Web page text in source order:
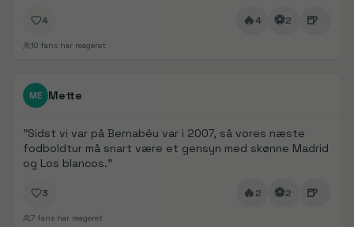
4 🔥4 ⚽2 🍺
10 fans har reageret
FanDays bidrag
ME Mette
"Sidst vi var på Bernabéu var i 2007, så vores næste
fodboldtur må snart være et gensyn med skønne Madrid
og Los blancos."
3 🔥2 ⚽2 🍺
7 fans har reageret